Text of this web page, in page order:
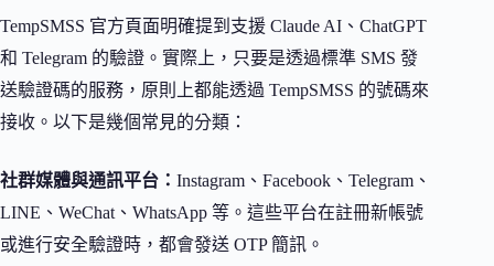
TempSMSS 官方頁面明確提到支援 Claude AI、ChatGPT
和 Telegram 的驗證。實際上，只要是透過標準 SMS 發
送驗證碼的服務，原則上都能透過 TempSMSS 的號碼來
接收。以下是幾個常見的分類：
社群媒體與通訊平台： Instagram、Facebook、Telegram、
LINE、WeChat、WhatsApp 等。這些平台在註冊新帳號
或進行安全驗證時，都會發送 OTP 簡訊。